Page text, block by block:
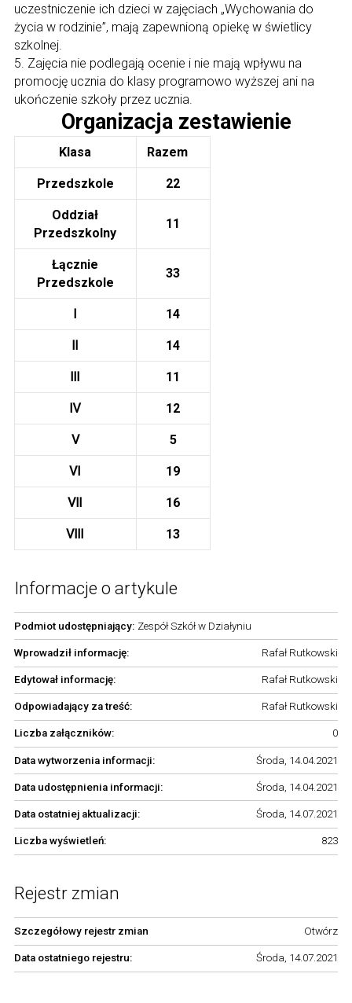
uczestniczenie ich dzieci w zajęciach „Wychowania do
życia w rodzinie”, mają zapewnioną opiekę w świetlicy
szkolnej.
5. Zajęcia nie podlegają ocenie i nie mają wpływu na
promocję ucznia do klasy programowo wyższej ani na
ukończenie szkoły przez ucznia.
Organizacja zestawienie
Klasa Razem
Przedszkole 22
Oddział
Przedszkolny
11
Łącznie
Przedszkole
33
Ⅰ 14
Ⅱ 14
Ⅲ 11
Ⅳ 12
Ⅴ 5
Ⅵ 19
Ⅶ 16
Ⅷ 13
Informacje o artykule
Podmiot udostępniający: Zespół Szkół w Działyniu
Wprowadził informację: Rafał Rutkowski
Edytował informację: Rafał Rutkowski
Odpowiadający za treść: Rafał Rutkowski
Liczba załączników: 0
Data wytworzenia informacji: Środa, 14.04.2021
Data udostępnienia informacji: Środa, 14.04.2021
Data ostatniej aktualizacji: Środa, 14.07.2021
Liczba wyświetleń: 823
Rejestr zmian
Szczegółowy rejestr zmian Otwórz
Data ostatniego rejestru: Środa, 14.07.2021